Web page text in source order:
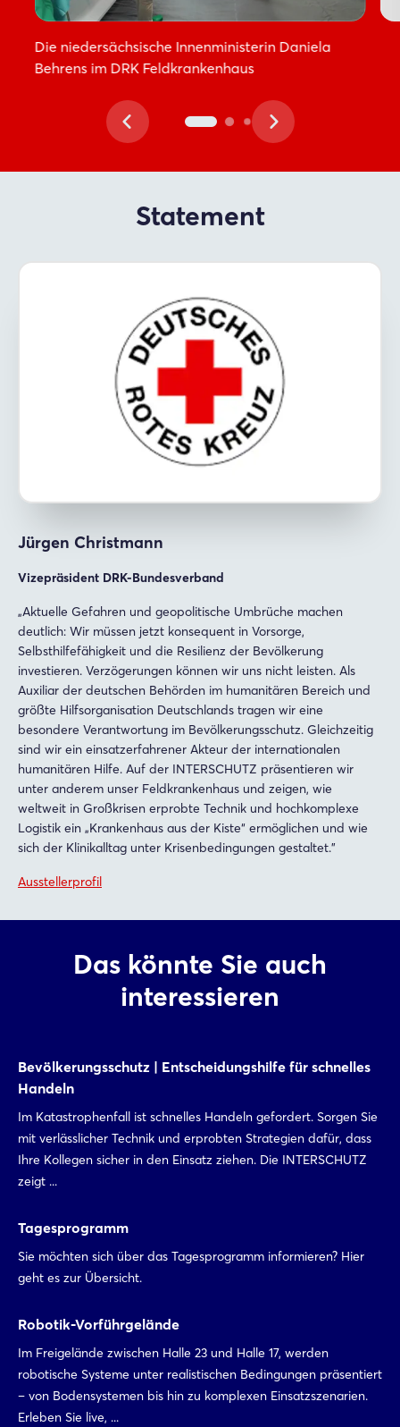
Die niedersächsische Innenministerin Daniela
Behrens im DRK Feldkrankenhaus
Statement
Jürgen Christmann
Vizepräsident DRK-Bundesverband
„Aktuelle Gefahren und geopolitische Umbrüche machen
deutlich: Wir müssen jetzt konsequent in Vorsorge,
Selbsthilfefähigkeit und die Resilienz der Bevölkerung
investieren. Verzögerungen können wir uns nicht leisten. Als
Auxiliar der deutschen Behörden im humanitären Bereich und
größte Hilfsorganisation Deutschlands tragen wir eine
besondere Verantwortung im Bevölkerungsschutz. Gleichzeitig
sind wir ein einsatzerfahrener Akteur der internationalen
humanitären Hilfe. Auf der INTERSCHUTZ präsentieren wir
unter anderem unser Feldkrankenhaus und zeigen, wie
weltweit in Großkrisen erprobte Technik und hochkomplexe
Logistik ein „Krankenhaus aus der Kiste“ ermöglichen und wie
sich der Klinikalltag unter Krisenbedingungen gestaltet."
Ausstellerprofil
Das könnte Sie auch
interessieren
Bevölkerungsschutz | Entscheidungshilfe für schnelles
Handeln
Im Katastrophenfall ist schnelles Handeln gefordert. Sorgen Sie
mit verlässlicher Technik und erprobten Strategien dafür, dass
Ihre Kollegen sicher in den Einsatz ziehen. Die INTERSCHUTZ
zeigt ...
Tagesprogramm
Sie möchten sich über das Tagesprogramm informieren? Hier
geht es zur Übersicht.
Robotik-Vorführgelände
Im Freigelände zwischen Halle 23 und Halle 17, werden
robotische Systeme unter realistischen Bedingungen präsentiert
– von Bodensystemen bis hin zu komplexen Einsatzszenarien.
Erleben Sie live, ...
Passwort vergessen?